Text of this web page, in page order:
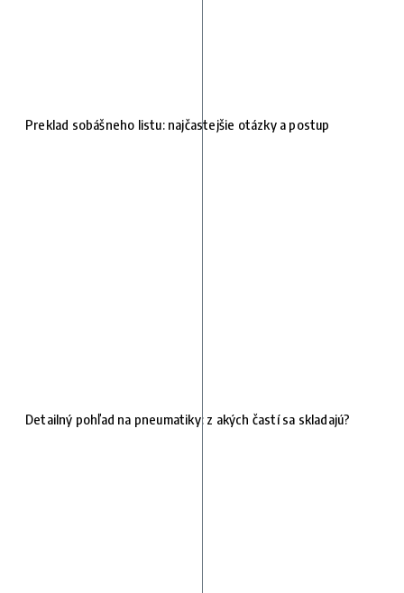
Preklad sobášneho listu: najčastejšie otázky a postup
Detailný pohľad na pneumatiky: z akých častí sa skladajú?